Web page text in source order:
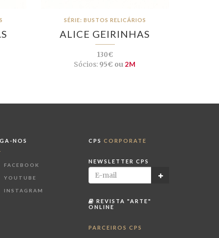
SÉRIE: BUSTOS RELICÁRIOS
ALICE GEIRINHAS
130€
Sócios: 95€ ou 2M
NOS
FACEBOOK
YOUTUBE
INSTAGRAM
CPS CORPORATE
NEWSLETTER CPS
REVISTA "ARTE"
ONLINE
PARCEIROS CPS